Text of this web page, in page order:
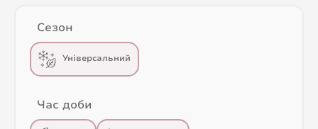
Сезон
Універсальний
Час доби